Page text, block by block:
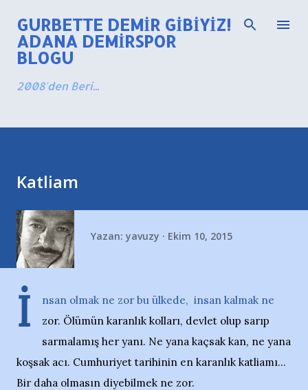
Ana içeriğe atla
GURBETTE DEMIR GIBIYIZ!
ADANA DEMIRSPOR
BLOGU
2008'den Beri...
Katliam
Yazan: yavuzy Ekim 10, 2015
İ
nsan olmak ne zor bu ülkede, insan kalmak ne
zor. Ölümün karanlık kolları, devlet olup sarıp
sarmalamış her yanı. Ne yana kaçsak kan, ne yana
koşsak acı. Cumhuriyet tarihinin en karanlık katliamı...
Bir daha olmasın diyebilmek ne zor.